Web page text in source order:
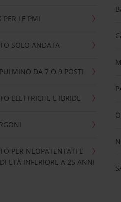
PER LE PMI
SOLO ANDATA
DA 7 O 9 POSTI
ELETTRICHE E IBRIDE
PER NEOPATENTATI E
ETÀ INFERIORE A 25 ANNI